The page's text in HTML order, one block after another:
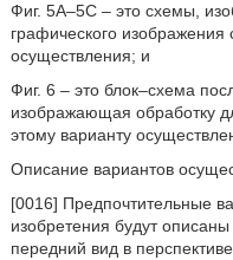
Фиг. 5A–5C – это схемы,
графического изображения
осуществления; и
Фиг. 6 – это блок–схема
изображающая обработку
этому варианту
Описание вариантов
[0016] Предпочтительные
изобретения будут
передний вид в